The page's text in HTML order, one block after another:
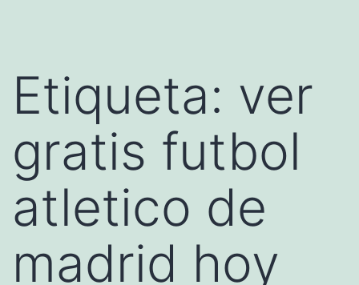
Etiqueta: ver
gratis futbol
atletico de
madrid hoy